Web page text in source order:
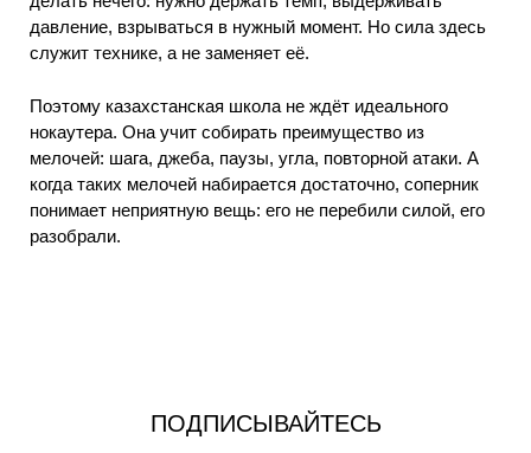
давление, взрываться в нужный момент. Но сила здесь
служит технике, а не заменяет её.
Поэтому казахстанская школа не ждёт идеального
нокаутера. Она учит собирать преимущество из
мелочей: шага, джеба, паузы, угла, повторной атаки. А
когда таких мелочей набирается достаточно, соперник
понимает неприятную вещь: его не перебили силой, его
разобрали.
ПОДПИСЫВАЙТЕСЬ